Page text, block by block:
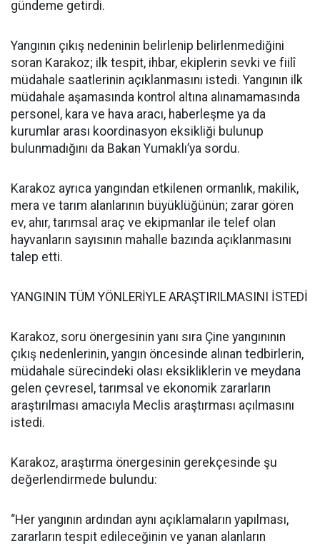
gündeme getirdi.
Yangının çıkış nedeninin belirlenip belirlenmediğini
soran Karakoz; ilk tespit, ihbar, ekiplerin sevki ve fiilî
müdahale saatlerinin açıklanmasını istedi. Yangının ilk
müdahale aşamasında kontrol altına alınamamasında
personel, kara ve hava aracı, haberleşme ya da
kurumlar arası koordinasyon eksikliği bulunup
bulunmadığını da Bakan Yumaklı’ya sordu.
Karakoz ayrıca yangından etkilenen ormanlık, makilik,
mera ve tarım alanlarının büyüklüğünün; zarar gören
ev, ahır, tarımsal araç ve ekipmanlar ile telef olan
hayvanların sayısının mahalle bazında açıklanmasını
talep etti.
YANGININ TÜM YÖNLERİYLE ARAŞTIRILMASINI İSTEDİ
Karakoz, soru önergesinin yanı sıra Çine yangınının
çıkış nedenlerinin, yangın öncesinde alınan tedbirlerin,
müdahale sürecindeki olası eksikliklerin ve meydana
gelen çevresel, tarımsal ve ekonomik zararların
araştırılması amacıyla Meclis araştırması açılmasını
istedi.
Karakoz, araştırma önergesinin gerekçesinde şu
değerlendirmede bulundu:
“Her yangının ardından aynı açıklamaların yapılması,
zararların tespit edileceğinin ve yanan alanların